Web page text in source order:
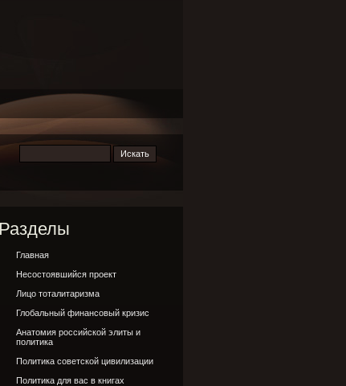
Разделы
Главная
Несостоявшийся проект
Лицо тоталитаризма
Глобальный финансовый кризис
Анатомия российской элиты и
политика
Политика советской цивилизации
Политика для вас в книгах